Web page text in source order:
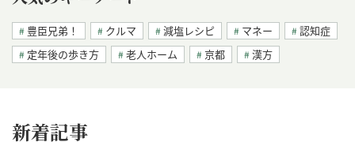
豊臣兄弟！ クルマ 減塩レシピ マネー
認知症
定年後の歩き方
老人ホーム 京都 漢方
新着記事